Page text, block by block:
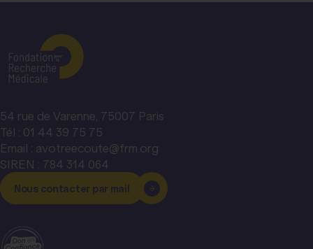
54 rue de Varenne, 75007 Paris
Tél : 01 44 39 75 75
Email : avotreecoute@frm.org
SIREN : 784 314 064
Nous contacter par mail